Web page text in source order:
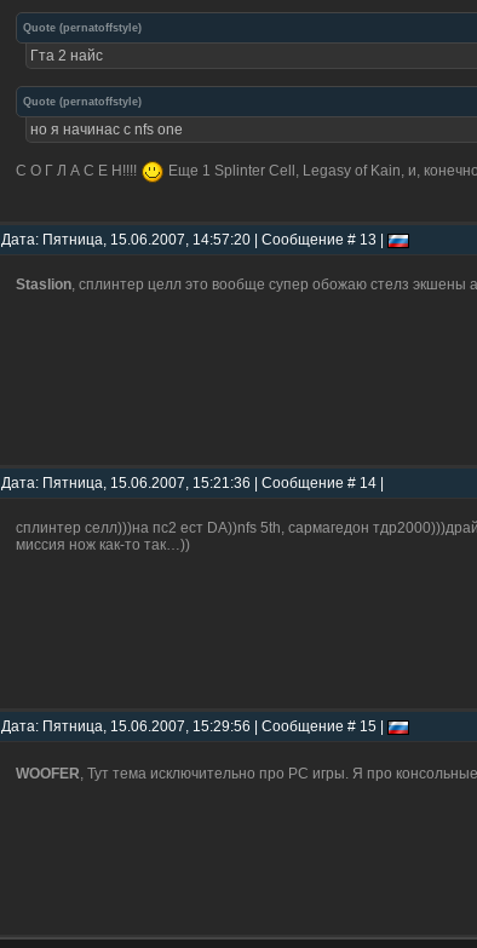
Quote (pernatoffstyle)
Гта 2 найс
Quote (pernatoffstyle)
но я начинас с nfs one
С О Г Л А С Е Н!!!! Еще 1 Splinter Cell, Legasy of Kain, и,
Дата: Пятница, 15.06.2007, 14:57:20 | Сообщение # 13 |
Staslion, сплинтер целл это вообще супер обожаю стелз экшены
Дата: Пятница, 15.06.2007, 15:21:36 | Сообщение # 14 |
сплинтер селл)))на пс2 ест DA))nfs 5th, сармагедон
миссия нож как-то так…))
Дата: Пятница, 15.06.2007, 15:29:56 | Сообщение # 15 |
WOOFER, Тут тема исключительно про PC игры. Я про